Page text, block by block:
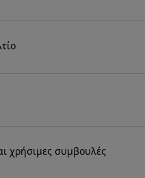
χρήσιμες συμβουλές